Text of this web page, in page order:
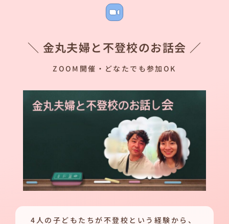
＼ 金丸夫婦と不登校のお話会 ／
ZOOM開催・どなたでも参加OK
4人の子どもたちが不登校という経験から、